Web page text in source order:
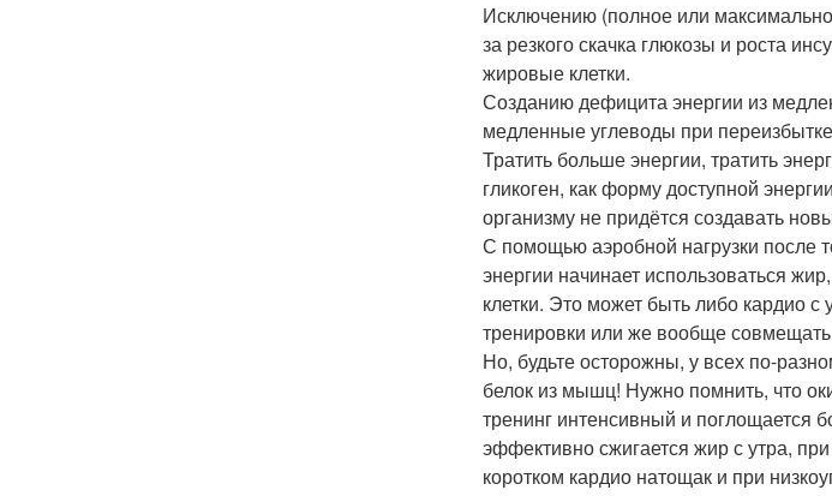
Исключению (полное или
за резкого скачка глюкозы и роста
жировые клетки.
Созданию дефицита энергии из
медленные углеводы при
Тратить больше энергии, тратить
гликоген, как форму доступной
организму не придётся создавать
С помощью аэробной нагрузки после
энергии начинает использоваться
клетки. Это может быть либо кардио
тренировки или же вообще
Но, будьте осторожны, у всех по-
белок из мышц! Нужно помнить, что
тренинг интенсивный и поглощается
эффективно сжигается жир с утра,
коротком кардио натощак и при